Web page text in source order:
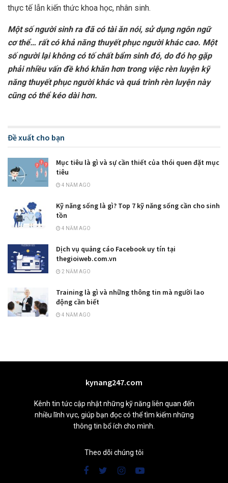
thực tế lẫn kiến thức khoa học, nhân sinh.
Một số người sinh ra đã có tài ăn nói, sử dụng ngôn ngữ
cơ thể… rất có khả năng thuyết phục người khác cao. Một
số người lại không có tố chất bẩm sinh đó, do đó họ gặp
phải nhiều vấn đề khó khăn hơn trong việc rèn luyện kỹ
năng thuyết phục người khác và quá trình rèn luyện này
cũng có thể kéo dài hơn.
Đề xuất cho bạn
Mục tiêu là gì và sự cần thiết của thói quen đặt mục
tiêu
4 NĂM AGO
Kỹ năng sống là gì? Top 7 kỹ năng sống cần cho sinh
tồn
4 NĂM AGO
Dịch vụ quảng cáo Facebook uy tín tại
thegioiweb.com.vn
2 NĂM AGO
Training là gì và những thông tin mà người lao
động cần biết
4 NĂM AGO
kynang247.com
Kênh tin tức cập nhật những kỹ năng liên quan đến
nhiều lĩnh vực, giúp bạn đọc có thể tìm kiếm những
thông tin bổ ích cho mình.
Theo dõi chúng tôi